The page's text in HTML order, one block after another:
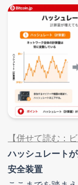
【併せて読む：
ハッシュレート
安全装置